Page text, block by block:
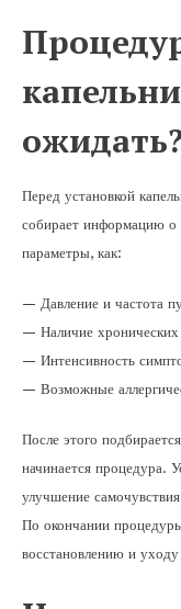
Перед установкой
собирает информацию о
параметры, как:
— Давление и частота
— Наличие хронических
— Интенсивность
— Возможные
После этого
начинается процедура.
улучшение
По окончании
восстановлению и уходу